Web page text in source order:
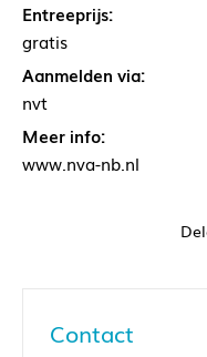
Entreeprijs:
gratis
Aanmelden via:
nvt
Meer info:
www.nva-nb.nl
Contact